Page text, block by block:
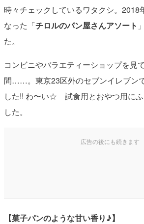
時々チェックしているワタクシ。2018
なった「チロルのパン屋さんアソート
た。
コンビニやバラエティーショップを見
間……。東京23区外のセブンイレブン
した!! わ〜い☆ 試食用とおやつ用にふ
した。
【菓子パンのような甘い香り♪】